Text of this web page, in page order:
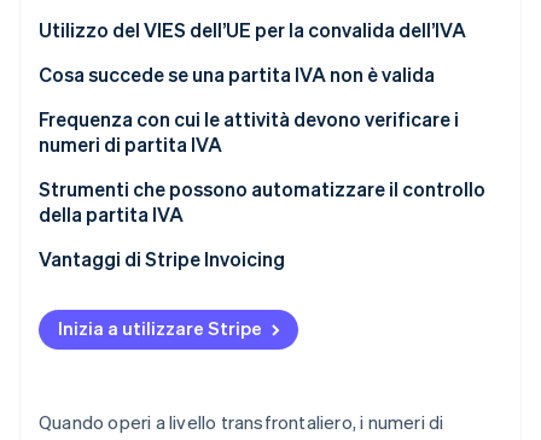
Stripe Sessions 2026
Guarda ora
Mantiene puliti la fatturazione e i report
Passaggi per verificare una partita IVA olandese
Utilizzo del VIES dell’UE per la convalida dell’IVA
Cosa succede se una partita IVA non è valida
Se la rilevi prima della vendita
Se la rilevi dopo la vendita
Se alla fine una partita IVA non viene convalidata
Frequenza con cui le attività devono verificare i
numeri di partita IVA
Strumenti che possono automatizzare il controllo
della partita IVA
Vantaggi di Stripe Invoicing
Inizia a utilizzare Stripe
Quando operi a livello transfrontaliero, i numeri di